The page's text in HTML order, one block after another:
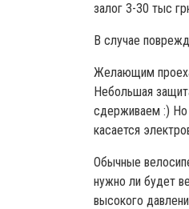
залог 3-30 тыс
В случае
Желающим
Небольшая
сдерживаем :) Но
касается
Обычные
нужно ли будет
высокого